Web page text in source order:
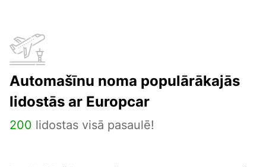
Automašīnu noma populārākajās
lidostās ar Europcar
200 lidostas visā pasaulē!